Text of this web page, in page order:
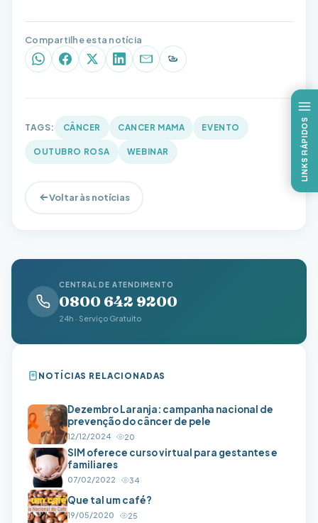
Compartilhe esta notícia
WhatsAppFacebookX (Twitter)
LinkedInE-mailCopiar link
TAGS: CÂNCER CANCER MAMA EVENTO
OUTUBRO ROSA WEBINAR
Voltar às notícias
CENTRAL DE ATENDIMENTO
0800 642 9200
24h · Serviço Gratuito
NOTÍCIAS RELACIONADAS
Dezembro Laranja: campanha nacional de
prevenção do câncer de pele
12/12/2024 20
SIM oferece curso virtual para gestantes e
familiares
07/02/2022 34
Que tal um café?
19/05/2020 25
LINKS RÁPIDOS